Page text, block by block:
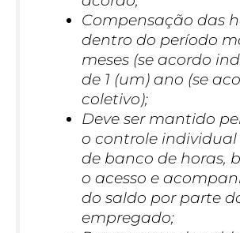
Compensação das
dentro do período
meses (se acordo
de 1 (um) ano (se
coletivo);
Deve ser mantido
o controle individual
de banco de horas,
o acesso e
do saldo por parte
empregado;